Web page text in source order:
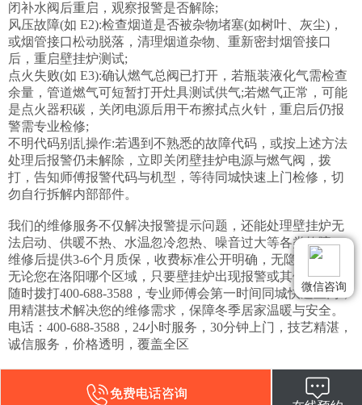
闭补水阀后重启，观察报警是否解除;
风压故障(如 E2):检查烟道是否被杂物堵塞(如树叶、灰尘)，
或烟管接口松动脱落，清理烟道杂物、重新密封烟管接口
后，重启壁挂炉测试;
点火失败(如 E3):确认燃气总阀已打开，若瓶装液化气需检查
余量，管道燃气可短暂打开灶具测试供气;若燃气正常，可能
是点火器积碳，关闭电源后用干布擦拭点火针，重启后仍报
警需专业检修;
不明代码别乱操作:若遇到不熟悉的故障代码，或按上述方法
处理后报警仍未解除，立即关闭壁挂炉电源与燃气阀，拨
打，告知师傅报警代码与机型，等待同城快速上门检修，切
勿自行拆解内部部件。
我们的维修服务不仅解决报警提示问题，还能处理壁挂炉无
法启动、供暖不热、水温忽冷忽热、噪音过大等各类故障。
维修后提供3-6个月质保，收费标准公开明确，无隐形消费。
无论您在洛阳哪个区域，只要壁挂炉出现报警或其他故障，
随时拨打400-688-3588，专业师傅会第一时间同城快速上门，
用精湛技术解决您的维修需求，保障冬季居家温暖与安全。
电话：400-688-3588，24小时服务，30分钟上门，技艺精湛，
诚信服务，价格透明，覆盖全区
免费电话咨询
微信咨询